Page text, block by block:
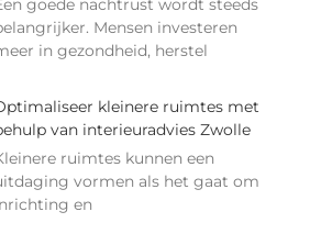
goede nachtrust wordt steeds
Mensen investeren
in gezondheid, herstel
kleinere ruimtes met
van interieuradvies Zwolle
ruimtes kunnen een
vormen als het gaat om
en